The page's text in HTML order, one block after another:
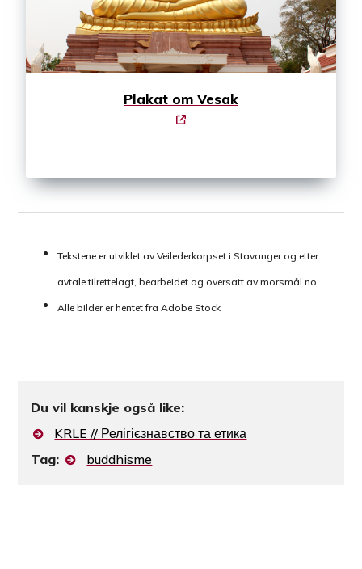
Plakat om Vesak
Tekstene er utviklet av Veilederkorpset i Stavanger og etter
avtale tilrettelagt, bearbeidet og oversatt av morsmål.no
Alle bilder er hentet fra Adobe Stock
Du vil kanskje også like:
KRLE // Релігієзнавство та етика
Tag:
buddhisme